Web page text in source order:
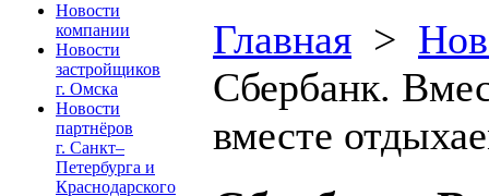
Новости
компании
Новости
застройщиков
г. Омска
Новости
партнёров
г. Санкт–
Петербурга и
Краснодарского
Главная >
Сбербанк.
вместе